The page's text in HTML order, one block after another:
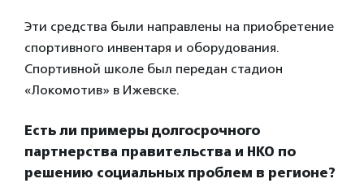
Эти средства были направлены на приобретение
спортивного инвентаря и оборудования.
Спортивной школе был передан стадион
«Локомотив» в Ижевске.
Есть ли примеры долгосрочного
партнерства правительства и НКО по
решению социальных проблем в регионе?